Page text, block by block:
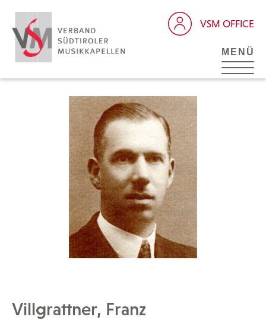
VSM OFFICE
MENÜ
Villgrattner, Franz